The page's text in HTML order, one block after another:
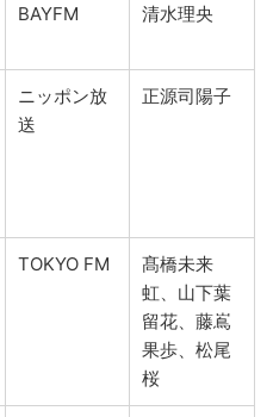
BAYFM 清水理央
ニッポン放
送
正源司陽子
TOKYO FM
髙橋未来
虹、山下葉
留花、藤嶌
果歩、松尾
桜